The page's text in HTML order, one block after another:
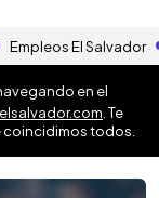
Empleos El Salvador
en el
elsalvador.com . Te
coincidimos todos.